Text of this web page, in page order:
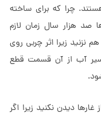
چرا که برای ساخته
صد هزار سال زمان لازم
زیرا اثر چربی روی
آب از آن قسمت قطع
دیدن نکنید زیرا اگر